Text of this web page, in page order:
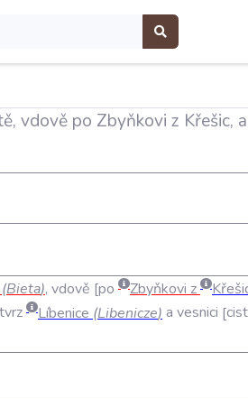
vdově po Zbyňkovi z Křešic,
(Bieta), vdově po Zbyňkovi z
tvrz Líbenice (Libenicze) a vesnici